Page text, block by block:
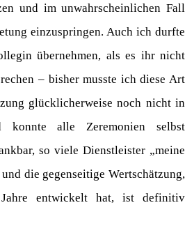
und im unwahrscheinlichen Fall
einzuspringen. Auch ich durfte
übernehmen, als es ihr nicht
– bisher musste ich diese Art
glücklicherweise noch nicht in
konnte alle Zeremonien selbst
so viele Dienstleister „meine
die gegenseitige Wertschätzung,
entwickelt hat, ist definitiv